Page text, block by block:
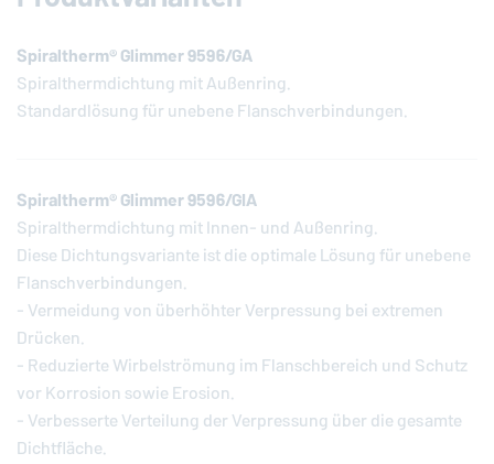
Spiraltherm® Glimmer 9596/GA
Spiralthermdichtung mit Außenring.
Standardlösung für unebene Flanschverbindungen.
Spiraltherm® Glimmer 9596/GIA
Spiralthermdichtung mit Innen- und Außenring.
Diese Dichtungsvariante ist die optimale Lösung für unebene
Flanschverbindungen.
- Vermeidung von überhöhter Verpressung bei extremen
Drücken.
- Reduzierte Wirbelströmung im Flanschbereich und Schutz
vor Korrosion sowie Erosion.
- Verbesserte Verteilung der Verpressung über die gesamte
Dichtfläche.